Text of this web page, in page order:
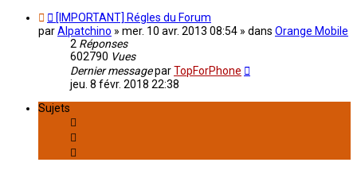
[IMPORTANT] Régles du Forum
parAlpatchino » mer. 10 avr. 2013 08:54 » dans Orange Mobile
2 Réponses
602790 Vues
Dernier messageparTopForPhone
jeu. 8 févr. 2018 22:38
Sujets